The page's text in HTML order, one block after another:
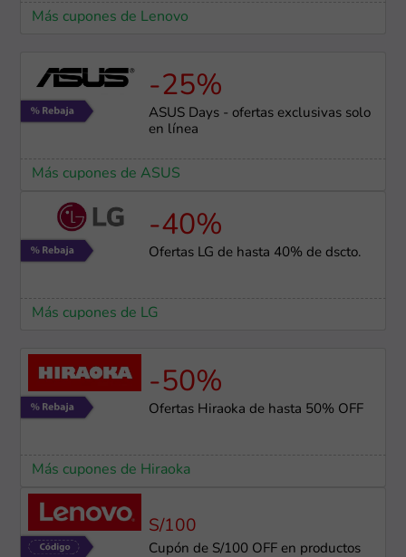
Más cupones de Lenovo
-25%
ASUS Days - ofertas exclusivas solo
en línea
Más cupones de ASUS
-40%
Ofertas LG de hasta 40% de dscto.
Más cupones de LG
-50%
Ofertas Hiraoka de hasta 50% OFF
Más cupones de Hiraoka
S/100
Cupón de S/100 OFF en productos